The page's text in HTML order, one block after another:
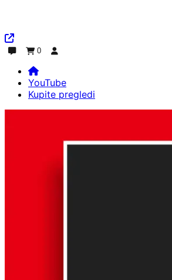
0
YouTube
Kupite pregledi